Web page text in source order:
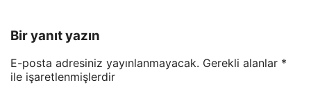
Bir yanıt yazın
E-posta adresiniz yayınlanmayacak. Gerekli alanlar *
ile işaretlenmişlerdir